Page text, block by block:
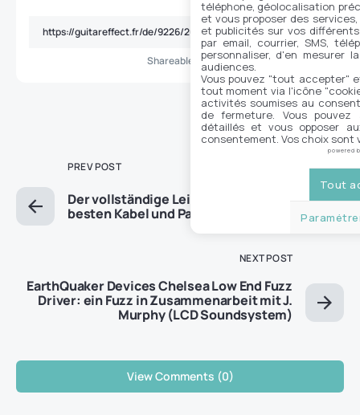
Shareable URL
PREV POST
Der vollständige Leitfaden 2025 für die
besten Kabel und Patches für Ihr Pedalboard
NEXT POST
EarthQuaker Devices Chelsea Low End Fuzz
Driver: ein Fuzz in Zusammenarbeit mit J.
Murphy (LCD Soundsystem)
View Comments (0)
téléphone, géolocalisation
et vous proposer des
et publicités sur vos
par email, courrier, SMS,
personnaliser, d'en mesurer
audiences.
Vous pouvez "tout accepter"
tout moment via l'icône
activités soumises au
de fermeture. Vous
détaillés et vous opposer
consentement. Vos choix sont
powered
Tout